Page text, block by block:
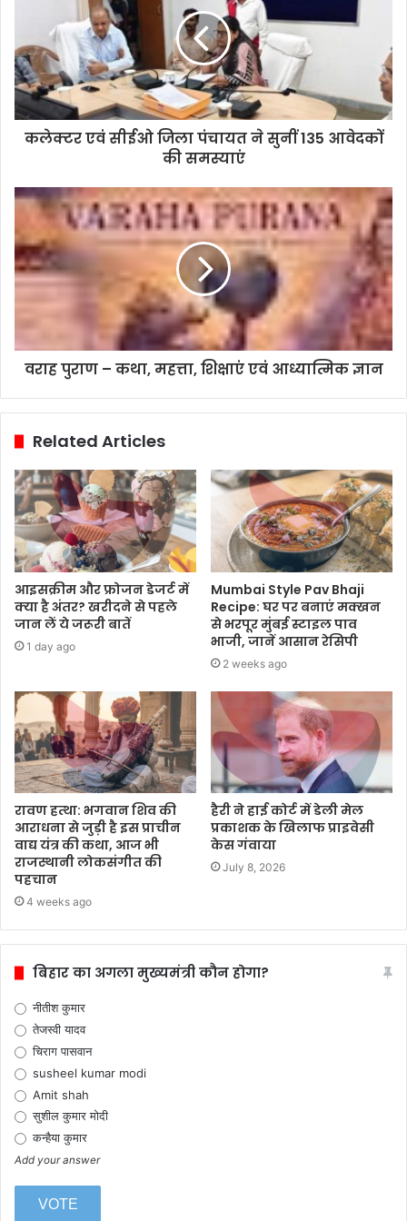
कलेक्टर एवं सीईओ जिला पंचायत ने सुनीं 135 आवेदकों
की समस्याएं
वराह पुराण – कथा, महत्ता, शिक्षाएं एवं आध्यात्मिक ज्ञान
Related Articles
आइसक्रीम और फ्रोजन डेजर्ट में
क्या है अंतर? खरीदने से पहले
जान लें ये जरूरी बातें
1 day ago
Mumbai Style Pav Bhaji
Recipe: घर पर बनाएं मक्खन
से भरपूर मुंबई स्टाइल पाव
भाजी, जानें आसान रेसिपी
2 weeks ago
रावण हत्था: भगवान शिव की
आराधना से जुड़ी है इस प्राचीन
वाद्य यंत्र की कथा, आज भी
राजस्थानी लोकसंगीत की
पहचान
4 weeks ago
हैरी ने हाई कोर्ट में डेली मेल
प्रकाशक के खिलाफ प्राइवेसी
केस गंवाया
July 8, 2026
बिहार का अगला मुख्यमंत्री कौन होगा?
नीतीश कुमार
तेजस्वी यादव
चिराग पासवान
susheel kumar modi
Amit shah
सुशील कुमार मोदी
कन्हैया कुमार
Add your answer